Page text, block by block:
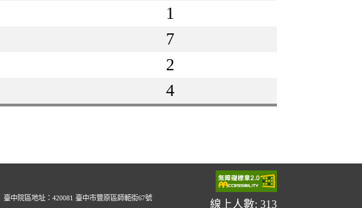
1
7
2
4
臺中院區地址：420081 臺中市豐原區師範街67號
線上人數: 313